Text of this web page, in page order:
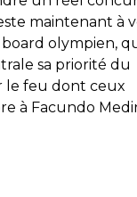
maintenant à
olympien,
sa priorité du
le feu dont ceux
à Facundo